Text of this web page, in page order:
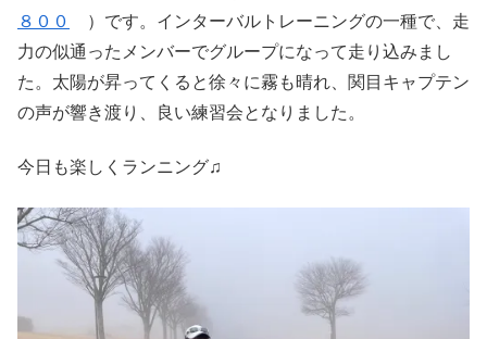
８００
）です。インターバルトレーニングの一種で、走
力の似通ったメンバーでグループになって走り込みまし
た。太陽が昇ってくると徐々に霧も晴れ、関目キャプテン
の声が響き渡り、良い練習会となりました。
今日も楽しくランニング♫